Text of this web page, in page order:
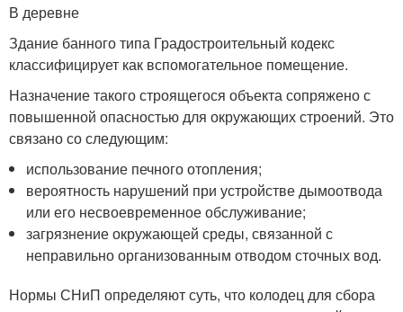
В деревне
Здание банного типа Градостроительный кодекс
классифицирует как вспомогательное помещение.
Назначение такого строящегося объекта сопряжено с
повышенной опасностью для окружающих строений. Это
связано со следующим:
использование печного отопления;
вероятность нарушений при устройстве дымоотвода
или его несвоевременное обслуживание;
загрязнение окружающей среды, связанной с
неправильно организованным отводом сточных вод.
Нормы СНиП определяют суть, что колодец для сбора